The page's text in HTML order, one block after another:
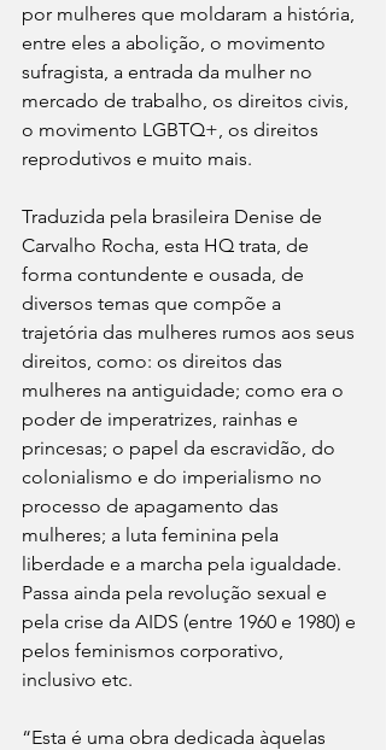
por mulheres que moldaram a história,
entre eles a abolição, o movimento
sufragista, a entrada da mulher no
mercado de trabalho, os direitos civis,
o movimento LGBTQ+, os direitos
reprodutivos e muito mais.
Traduzida pela brasileira Denise de
Carvalho Rocha, esta HQ trata, de
forma contundente e ousada, de
diversos temas que compõe a
trajetória das mulheres rumos aos seus
direitos, como: os direitos das
mulheres na antiguidade; como era o
poder de imperatrizes, rainhas e
princesas; o papel da escravidão, do
colonialismo e do imperialismo no
processo de apagamento das
mulheres; a luta feminina pela
liberdade e a marcha pela igualdade.
Passa ainda pela revolução sexual e
pela crise da AIDS (entre 1960 e 1980) e
pelos feminismos corporativo,
inclusivo etc.
“Esta é uma obra dedicada àquelas